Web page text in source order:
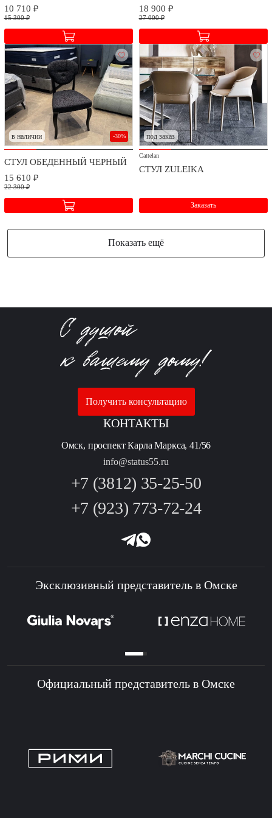
10 710 ₽
15 300 ₽
18 900 ₽
27 000 ₽
-30%
в наличии
СТУЛ ОБЕДЕННЫЙ ЧЕРНЫЙ
15 610 ₽
22 300 ₽
под заказ
Cattelan
СТУЛ ZULEIKA
Заказать
Показать ещё
Получить консультацию
КОНТАКТЫ
Омск, проспект Карла Маркса, 41/56
info@status55.ru
+7 (3812) 35-25-50
+7 (923) 773-72-24
Эксклюзивный представитель в Омске
Официальный представитель в Омске